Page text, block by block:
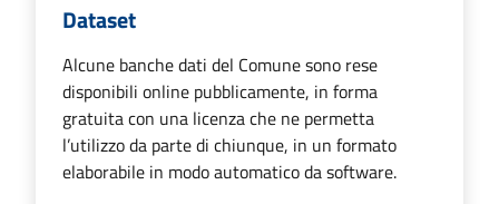
Dataset
Alcune banche dati del Comune sono rese
disponibili online pubblicamente, in forma
gratuita con una licenza che ne permetta
l’utilizzo da parte di chiunque, in un formato
elaborabile in modo automatico da software.